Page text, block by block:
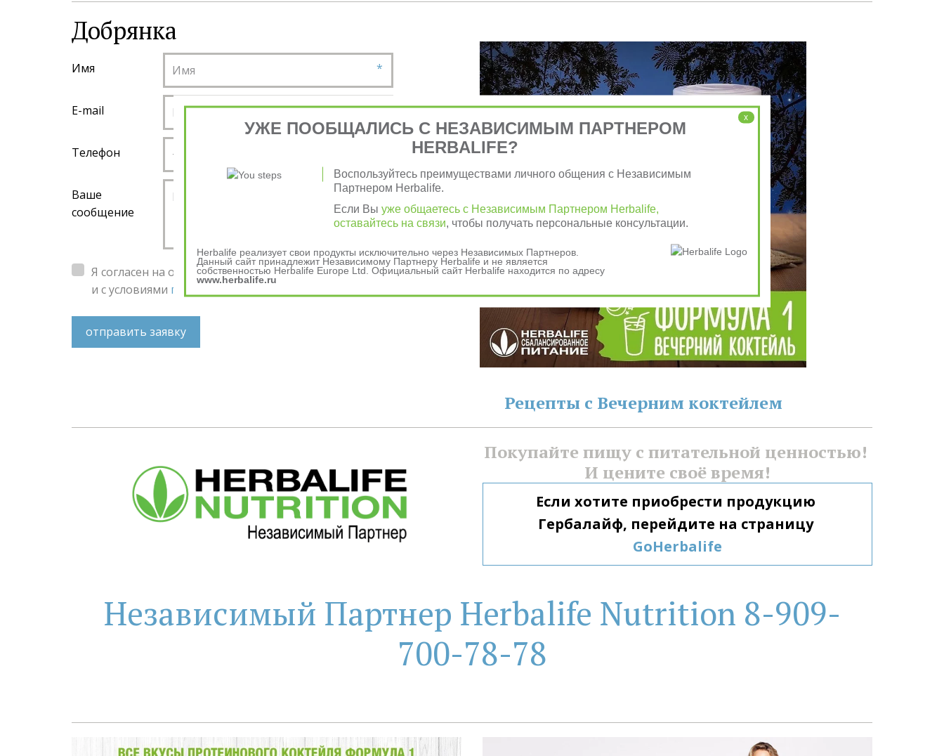
Добрянка ­
Имя *
E-mail
Телефон
Ваше
сообщение
*
Я согласен на обработкуперсональных данных
и с условиями пользовательского соглашения
отправить заявку
Рецепты с Вечерним коктейлем
Покупайте пищу с питательной ценностью!
И цените своё время!
Если хотите приобрести продукцию
Гербалайф, перейдите на страницу
GoHerbalife
Независимый Партнер Herbalife Nutrition 8-909-
700-78-78
x
УЖЕ ПООБЩАЛИСЬ С НЕЗАВИСИМЫМ ПАРТНЕРОМ
HERBALIFE?
Воспользуйтесь преимуществами личного общения с Независимым
Партнером Herbalife.
Если Вы уже общаетесь с Независимым Партнером Herbalife,
оставайтесь на связи, чтобы получать персональные консультации.
Herbalife реализует свои продукты исключительно через Независимых Партнеров.
Данный сайт принадлежит Независимому Партнеру Herbalife и не является
собственностью Herbalife Europe Ltd. Официальный сайт Herbalife находится по адресу
www.herbalife.ru